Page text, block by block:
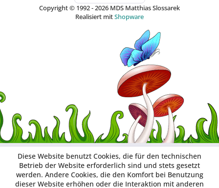
Copyright © 1992 - 2026 MDS Matthias Slossarek
Realisiert mitShopware
Diese Website benutzt Cookies, die für den technischen
Betrieb der Website erforderlich sind und stets gesetzt
werden. Andere Cookies, die den Komfort bei Benutzung
dieser Website erhöhen oder die Interaktion mit anderen